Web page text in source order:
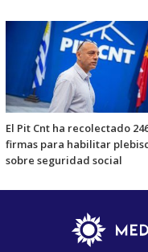
El Pit Cnt ha recolectado
firmas para habilitar
sobre seguridad social